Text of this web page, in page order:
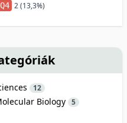
Q4 2 (13,3%)
12
Biology 5